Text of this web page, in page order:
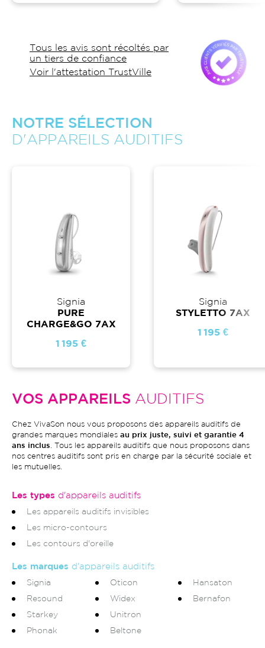
Tous les avis sont récoltés par
un tiers de confiance
Voir l'attestation TrustVille
NOTRE SÉLECTION
D'APPAREILS AUDITIFS
Signia
PURE
CHARGE&GO 7AX
1 195 €
Signia
STYLETTO 7AX
1 195 €
VOS APPAREILS AUDITIFS
Chez VivaSon nous vous proposons des appareils auditifs de
grandes marques mondiales au prix juste, suivi et garantie 4
ans inclus. Tous les appareils auditifs que nous proposons dans
nos centres auditifs sont pris en charge par la sécurité sociale et
les mutuelles.
Les types d'appareils auditifs
Les appareils auditifs invisibles
Les micro-contours
Les contours d'oreille
Les marques d'appareils auditifs
Signia
Resound
Starkey
Phonak
Oticon
Widex
Unitron
Beltone
Hansaton
Bernafon